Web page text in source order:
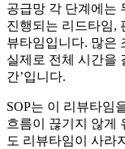
공급망 각 단계에는
진행되는 리드타임,
뷰타임입니다. 많은
실제로 전체 시간을
간’입니다.
SOP는 이 리뷰타임
흐름이 끊기지 않게
도 리뷰타임이 사라